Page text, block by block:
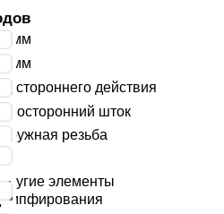
мм
мм
двустороннего действия
односторонний шток
наружная резьба
элементы